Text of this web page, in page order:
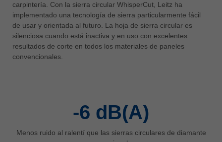
Việt Nam
tiếng việt
中国
yкраїнська
carpintería. Con la sierra circular WhisperCut, Leitz ha
implementado una tecnología de sierra particularmente fácil
de usar y orientada al futuro. La hoja de sierra circular es
silenciosa cuando está inactiva y en uso con excelentes
resultados de corte en todos los materiales de paneles
convencionales.
-6 dB(A)
Menos ruido al ralentí que las sierras circulares de diamante